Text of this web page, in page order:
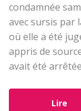
condamnée
avec sursis par
où elle a été
appris de
avait été
Lire